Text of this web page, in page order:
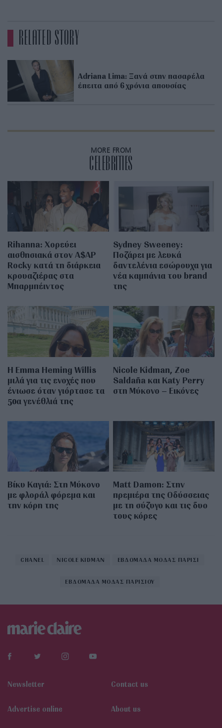
RELATED STORY
Adriana Lima: Ξανά στην πασαρέλα
έπειτα από 6 χρόνια απουσίας
MORE FROM
CELEBRITIES
Rihanna: Χορεύει
αισθησιακά στον A$AP
Rocky κατά τη διάρκεια
κρουαζιέρας στα
Μπαρμπέιντος
Sydney Sweeney:
Ποζάρει με λευκά
δαντελένια εσώρουχα για
νέα καμπάνια του brand
της
H Emma Heming Willis
μιλά για τις ενοχές που
ένιωσε όταν γιόρτασε τα
50α γενέθλιά της
Nicole Kidman, Zoe
Saldaña και Katy Perry
στη Μύκονο – Εικόνες
Βίκυ Καγιά: Στη Μύκονο
με φλοράλ φόρεμα και
την κόρη της
Matt Damon: Στην
πρεμιέρα της Οδύσσειας
με τη σύζυγο και τις δυο
τους κόρες
CHANEL NICOLE KIDMAN ΕΒΔΟΜΑΔΑ ΜΟΔΑΣ ΠΑΡΙΣΙ
ΕΒΔΟΜΑΔΑ ΜΟΔΑΣ ΠΑΡΙΣΙΟΥ
Newsletter Contact us
Αdvertise online About us